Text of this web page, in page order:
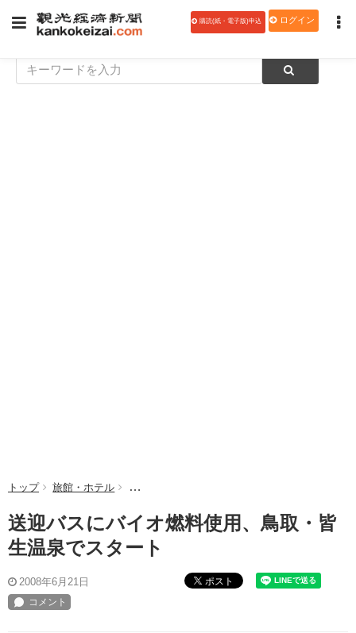
購読(紙・電子版)申込 ログイン
トップ 旅館・ホテル 送迎バスにバイオ燃料使用、鳥取・皆生温泉で
送迎バスにバイオ燃料使用、鳥取・皆
生温泉でスタート
2008年6月21日 ポスト